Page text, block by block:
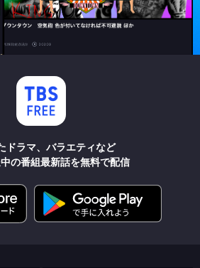
ドラマ、バラエティなど
の番組最新話を無料で配信